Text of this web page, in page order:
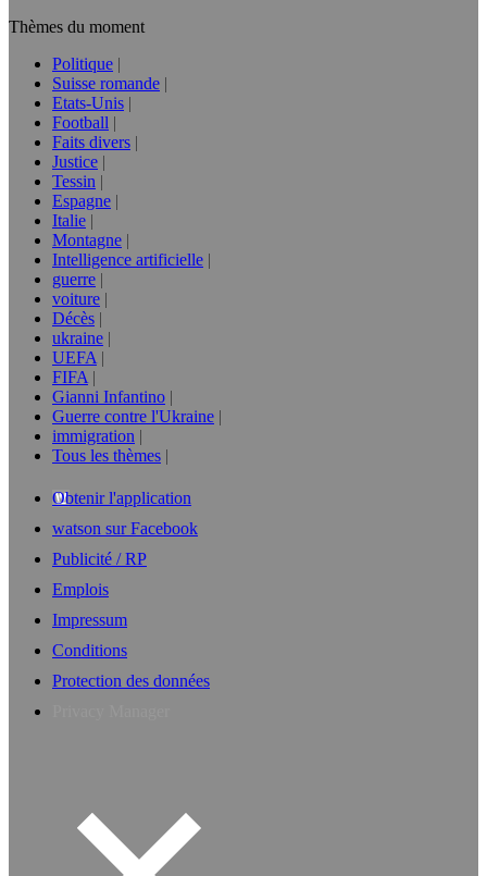
Thèmes du moment
Politique
Suisse romande
Etats-Unis
Football
Faits divers
Justice
Tessin
Espagne
Italie
Montagne
Intelligence artificielle
guerre
voiture
Décès
ukraine
UEFA
FIFA
Gianni Infantino
Guerre contre l'Ukraine
immigration
Tous les thèmes
Obtenir l'application
watson sur Facebook
Publicité / RP
Emplois
Impressum
Conditions
Protection des données